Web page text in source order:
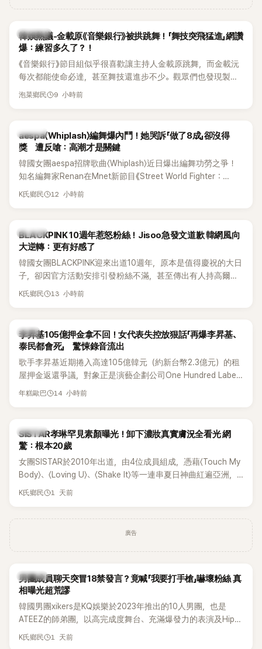
熱議討論
韓娛熱議-金載原《音樂銀行》被拱跳舞！「舞技突飛猛進」網讚
爆：練習多久了？！
《音樂銀行》節目組似乎很喜歡讓主持人金載原跳舞，而金載沅
每次都能使命必達，甚至舞技還進步不少。觀眾們也發現製作
單位對此樂此不疲。
泡菜鄉民 9 小時前
K-POP
aespa〈Whiplash〉編舞爆內鬥！她哭訴「做了8成」卻沒得
獎 遭反嗆：高潮才是關鍵
韓國女團aespa招牌歌曲〈Whiplash〉近日爆出編舞功勞之爭！
知名編舞家Renan在Mnet新節目《Street World Fighter：
Directors' War》預告中，公開談及自己在〈Whiplash〉編舞上的
K氏鄉民 12 小時前
K-POP
BLACKPINK 10週年惹怒粉絲！Jisoo急發文道歉 韓網風向
大逆轉：更有好感了
韓國女團BLACKPINK迎來出道10週年，原本是值得慶祝的大日
子，卻因官方活動安排引發粉絲不滿，甚至傳出有人持高爾夫
球桿到YG娛樂大樓鬧事。Jisoo今（8日）也親自發文向BLINK
K氏鄉民 13 小時前
韓星
李昇基105億押金拿不回！女代表失控放狠話「再爆李昇基、
泰民都會死」 驚悚錄音流出
歌手李昇基近期捲入高達105億韓元（約新台幣2.3億元）的租
屋押金返還爭議，對象正是演藝企劃公司One Hundred Label
代表車佳媛(차가원)。如今事件再掀風波，YouTuber李鎮浩公開
年糕歐巴 14 小時前
K-POP
SISTAR孝琳罕見素顏曝光！卸下濃妝真實膚況全看光 網
驚：根本20歲
女團SISTAR於2010年出道，由4位成員組成，憑藉〈Touch My
Body〉、〈Loving U〉、〈Shake It〉等一連串夏日神曲紅遍亞洲，
獲封「夏日女王」。不過，團體在出道滿7年後宣布解散，成員各
K氏鄉民 1 天前
廣告
K-POP
男團成員聊天突冒18禁發言？竟喊「我要打手槍」嚇壞粉絲 真
相曝光超荒謬
韓國男團xikers是KQ娛樂於2023年推出的10人男團，也是
ATEEZ的師弟團，以高完成度舞台、充滿爆發力的表演及Hip-
Hop風格聞名，出道後迅速累積大批海內外粉絲，近年也陸續
K氏鄉民 1 天前